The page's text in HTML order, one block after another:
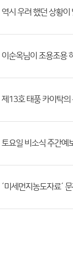
역시 우려 했던 상황
이순옥님이 조용조용
제13호 태풍 카이탁의
토요일 비소식 주간예
´미세먼지농도자료´ 문